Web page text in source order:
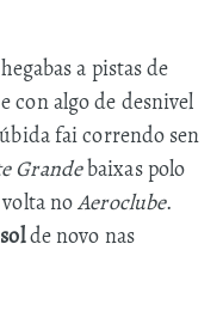
a pistas de
con algo de desnivel
fai correndo sen
Grandebaixas polo
volta noAeroclube.
de novo nas